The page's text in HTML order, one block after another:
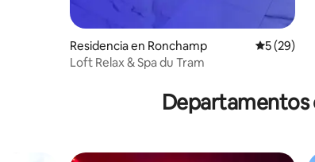
Residencia en Ronchamp
5 (29)
Loft Relax & Spa du Tram
Departamentos